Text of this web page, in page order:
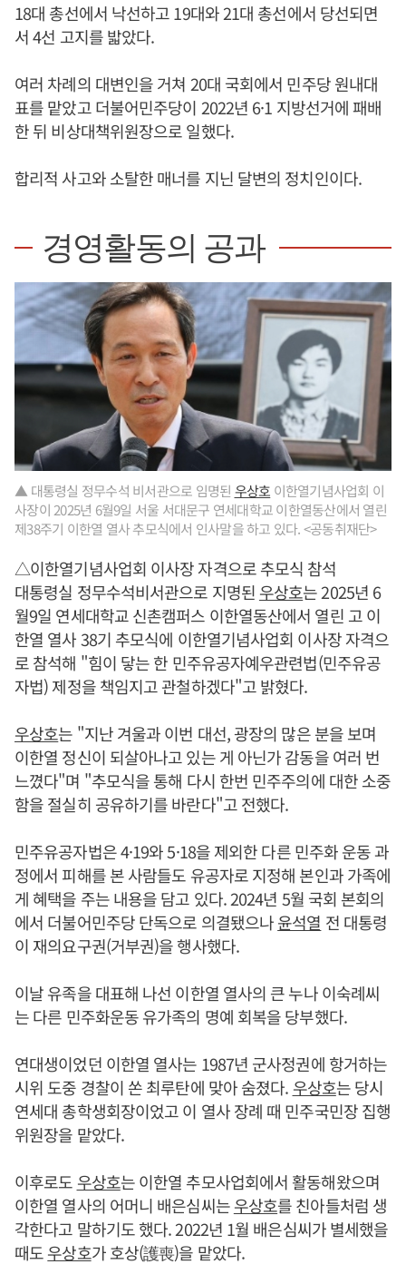
18대 총선에서 낙선하고 19대와 21대 총선에서 당선되면
서 4선 고지를 밟았다.
여러 차례의 대변인을 거쳐 20대 국회에서 민주당 원내대
표를 맡았고 더불어민주당이 2022년 6·1 지방선거에 패배
한 뒤 비상대책위원장으로 일했다.
합리적 사고와 소탈한 매너를 지닌 달변의 정치인이다.
경영활동의 공과
▲ 대통령실 정무수석 비서관으로 임명된 우상호 이한열기념사업회 이
사장이 2025년 6월9일 서울 서대문구 연세대학교 이한열동산에서 열린
제38주기 이한열 열사 추모식에서 인사말을 하고 있다. <공동취재단>
△이한열기념사업회 이사장 자격으로 추모식 참석
대통령실 정무수석비서관으로 지명된 우상호는 2025년 6
월9일 연세대학교 신촌캠퍼스 이한열동산에서 열린 고 이
한열 열사 38기 추모식에 이한열기념사업회 이사장 자격으
로 참석해 "힘이 닿는 한 민주유공자예우관련법(민주유공
자법) 제정을 책임지고 관철하겠다"고 밝혔다.
우상호는 "지난 겨울과 이번 대선, 광장의 많은 분을 보며
이한열 정신이 되살아나고 있는 게 아닌가 감동을 여러 번
느꼈다"며 "추모식을 통해 다시 한번 민주주의에 대한 소중
함을 절실히 공유하기를 바란다"고 전했다.
민주유공자법은 4·19와 5·18을 제외한 다른 민주화 운동 과
정에서 피해를 본 사람들도 유공자로 지정해 본인과 가족에
게 혜택을 주는 내용을 담고 있다. 2024년 5월 국회 본회의
에서 더불어민주당 단독으로 의결됐으나윤석열 전 대통령
이 재의요구권(거부권)을 행사했다.
이날 유족을 대표해 나선 이한열 열사의 큰 누나 이숙례씨
는 다른 민주화운동 유가족의 명예 회복을 당부했다.
연대생이었던 이한열 열사는 1987년 군사정권에 항거하는
시위 도중 경찰이 쏜 최루탄에 맞아 숨졌다. 우상호는 당시
연세대 총학생회장이었고 이 열사 장례 때 민주국민장 집행
위원장을 맡았다.
이후로도 우상호는 이한열 추모사업회에서 활동해왔으며
이한열 열사의 어머니 배은심씨는우상호를 친아들처럼 생
각한다고 말하기도 했다. 2022년 1월 배은심씨가 별세했을
때도우상호가 호상(護喪)을 맡았다.